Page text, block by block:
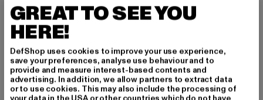
Cargo Shorts für Herren: Der perfekte Mix aus
Funktionalität und Stil
Cargo Shorts für Herren sind ein absolutes Must-Have für die
warme Jahreszeit. Sie vereinen Funktionalität und Style in
GREAT TO SEE YOU
HERE!
DefShop uses cookies to improve your use experience,
save your preferences, analyse use behaviour and to
provide and measure interest-based contents and
advertising. In addition, we allow partners to extract data
or to use cookies. This may also include the processing of